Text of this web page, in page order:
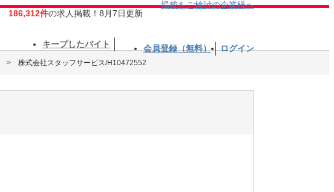
186,312件の求人掲載！8月7日更新
掲載をご検討の企業様へ
キープしたバイト 会員登録（無料） ログイン
株式会社スタッフサービス/H10472552